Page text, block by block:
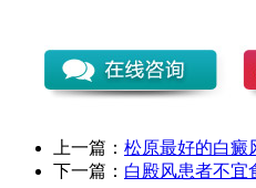
上一篇： 松原最好的白癜
下一篇： 白殿风患者不宜